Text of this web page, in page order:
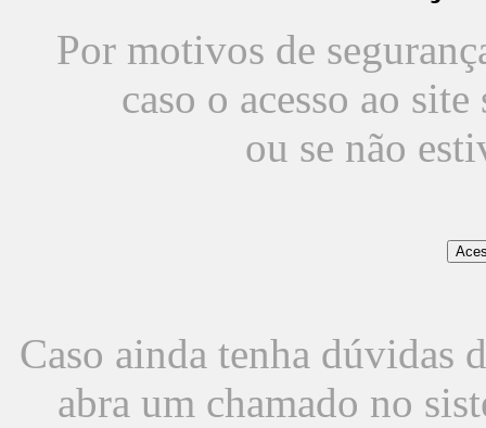
Por motivos de
caso o acesso ao
ou se não
Caso ainda tenha dúvidas
abra um chamado no